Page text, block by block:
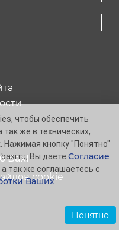
Baxi
cookie
чтобы обеспечить
же в технических,
Нажимая кнопку "Понятно"
Вы даете Согласие
так же соглашаетесь с
Ваших
Понятно